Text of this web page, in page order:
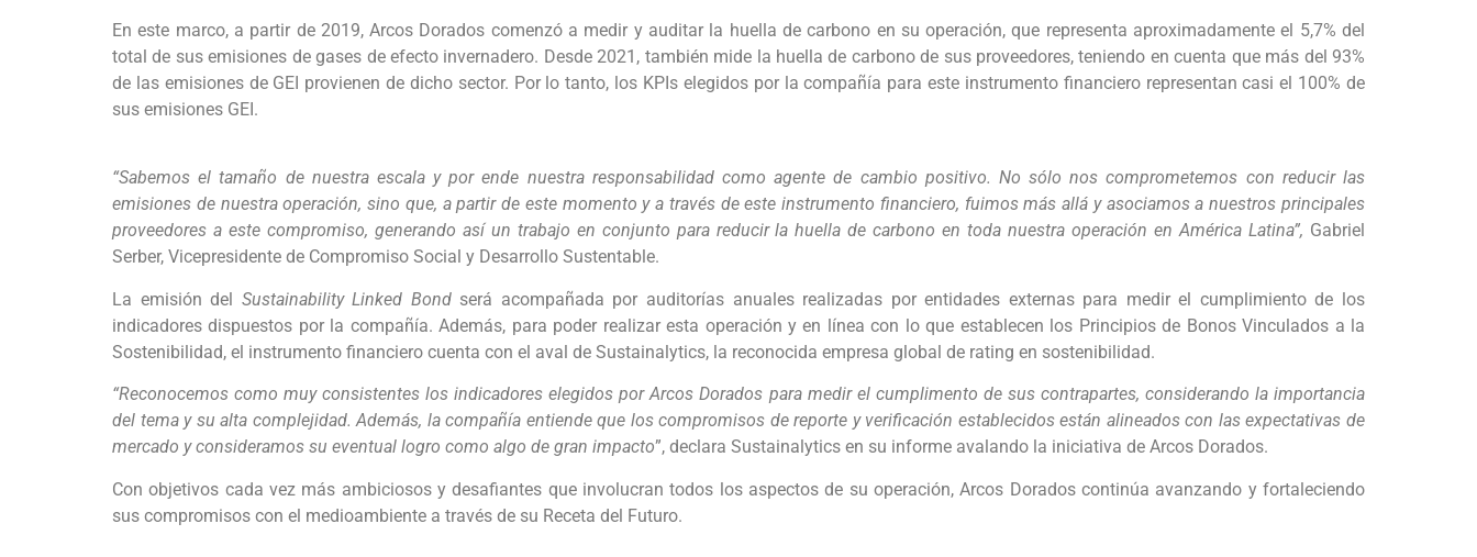
En este marco, a partir de 2019, Arcos Dorados comenzó a medir y auditar la huella de carbono en su operación, que representa aproximadamente el 5,7% del
total de sus emisiones de gases de efecto invernadero. Desde 2021, también mide la huella de carbono de sus proveedores, teniendo en cuenta que más del 93%
de las emisiones de GEI provienen de dicho sector. Por lo tanto, los KPIs elegidos por la compañía para este instrumento financiero representan casi el 100% de
sus emisiones GEI.
“Sabemos el tamaño de nuestra escala y por ende nuestra responsabilidad como agente de cambio positivo. No sólo nos comprometemos con reducir las
emisiones de nuestra operación, sino que, a partir de este momento y a través de este instrumento financiero, fuimos más allá y asociamos a nuestros principales
proveedores a este compromiso, generando así un trabajo en conjunto para reducir la huella de carbono en toda nuestra operación en América Latina”, Gabriel
Serber, Vicepresidente de Compromiso Social y Desarrollo Sustentable.
La emisión del Sustainability Linked Bondserá acompañada por auditorías anuales realizadas por entidades externas para medir el cumplimiento de los
indicadores dispuestos por la compañía. Además, para poder realizar esta operación y en línea con lo que establecen los Principios de Bonos Vinculados a la
Sostenibilidad, el instrumento financiero cuenta con el aval de Sustainalytics, la reconocida empresa global de rating en sostenibilidad.
“Reconocemos como muy consistentes los indicadores elegidos por Arcos Dorados para medir el cumplimento de sus contrapartes, considerando la importancia
del tema y su alta complejidad. Además, la compañía entiende que los compromisos de reporte y verificación establecidos están alineados con las expectativas de
mercado y consideramos su eventual logro como algo de gran impacto”, declara Sustainalytics en su informe avalando la iniciativa de Arcos Dorados.
Con objetivos cada vez más ambiciosos y desafiantes que involucran todos los aspectos de su operación, Arcos Dorados continúa avanzando y fortaleciendo
sus compromisos con el medioambiente a través de su Receta del Futuro.